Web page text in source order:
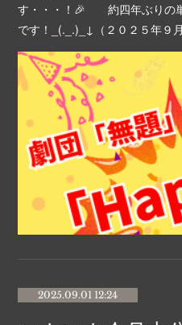
す・・・！🎉 約四年ぶりの
です！_(._.)_↓（２０２５年
2025.09.01 12:24